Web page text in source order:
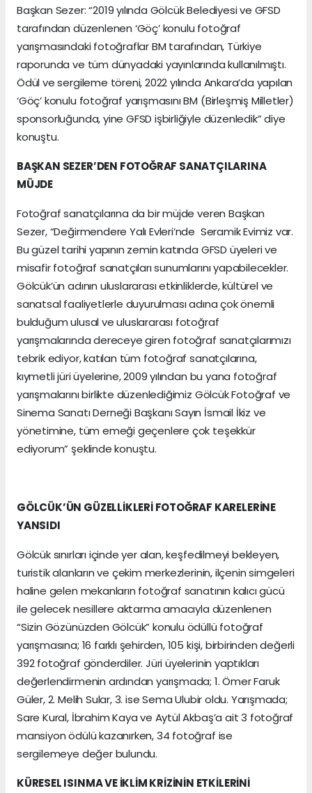
Başkan Sezer: “2019 yılında Gölcük Belediyesi ve GFSD
tarafından düzenlenen ‘Göç’ konulu fotoğraf
yarışmasındaki fotoğraflar BM tarafından, Türkiye
raporunda ve tüm dünyadaki yayınlarında kullanılmıştı.
Ödül ve sergileme töreni, 2022 yılında Ankara’da yapılan
‘Göç’ konulu fotoğraf yarışmasını BM (Birleşmiş Milletler)
sponsorluğunda, yine GFSD işbirliğiyle düzenledik” diye
konuştu.
BAŞKAN SEZER’DEN FOTOĞRAF SANATÇILARINA
MÜJDE
Fotoğraf sanatçılarına da bir müjde veren Başkan
Sezer, “Değirmendere Yalı Evleri’nde Seramik Evimiz var.
Bu güzel tarihi yapının zemin katında GFSD üyeleri ve
misafir fotoğraf sanatçıları sunumlarını yapabilecekler.
Gölcük’ün adının uluslararası etkinliklerde, kültürel ve
sanatsal faaliyetlerle duyurulması adına çok önemli
bulduğum ulusal ve uluslararası fotoğraf
yarışmalarında dereceye giren fotoğraf sanatçılarımızı
tebrik ediyor, katılan tüm fotoğraf sanatçılarına,
kıymetli jüri üyelerine, 2009 yılından bu yana fotoğraf
yarışmalarını birlikte düzenlediğimiz Gölcük Fotoğraf ve
Sinema Sanatı Derneği Başkanı Sayın İsmail İkiz ve
yönetimine, tüm emeği geçenlere çok teşekkür
ediyorum” şeklinde konuştu.
GÖLCÜK’ÜN GÜZELLİKLERİ FOTOĞRAF KARELERİNE
YANSIDI
Gölcük sınırları içinde yer alan, keşfedilmeyi bekleyen,
turistik alanların ve çekim merkezlerinin, ilçenin simgeleri
haline gelen mekanların fotoğraf sanatının kalıcı gücü
ile gelecek nesillere aktarma amacıyla düzenlenen
“Sizin Gözünüzden Gölcük” konulu ödüllü fotoğraf
yarışmasına; 16 farklı şehirden, 105 kişi, birbirinden değerli
392 fotoğraf gönderdiler. Jüri üyelerinin yaptıkları
değerlendirmenin ardından yarışmada; 1. Ömer Faruk
Güler, 2. Melih Sular, 3. ise Sema Ulubir oldu. Yarışmada;
Sare Kural, İbrahim Kaya ve Aytül Akbaş’a ait 3 fotoğraf
mansiyon ödülü kazanırken, 34 fotoğraf ise
sergilemeye değer bulundu.
KÜRESEL ISINMA VE İKLİM KRİZİNİN ETKİLERİNİ